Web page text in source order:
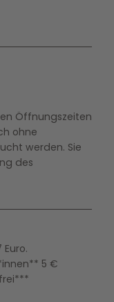
Öffnungszeiten
ohne
werden. Sie
des
5 €